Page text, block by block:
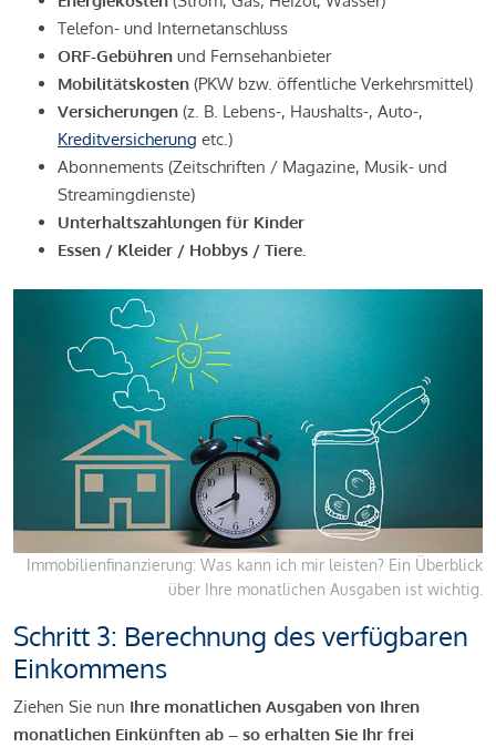
Telefon- und Internetanschluss
ORF-Gebühren und Fernsehanbieter
Mobilitätskosten (PKW bzw. öffentliche Verkehrsmittel)
Versicherungen (z. B. Lebens-, Haushalts-, Auto-,
Kreditversicherung etc.)
Abonnements (Zeitschriften / Magazine, Musik- und
Streamingdienste)
Unterhaltszahlungen für Kinder
Essen / Kleider / Hobbys / Tiere.
Immobilienfinanzierung: Was kann ich mir leisten? Ein Überblick
über Ihre monatlichen Ausgaben ist wichtig.
Schritt 3: Berechnung des verfügbaren
Einkommens
Ziehen Sie nun Ihre monatlichen Ausgaben von Ihren
monatlichen Einkünften ab – so erhalten Sie Ihr frei